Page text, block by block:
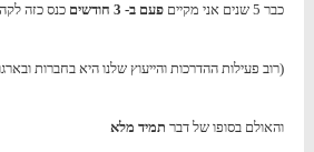
כבר 5 שנים אני מקיים פעם ב- 3 חודשים כנס כזה
(רוב פעילות ההדרכות והייעוץ שלנו היא בחברות
והאולם בסופו של דבר תמיד מלא